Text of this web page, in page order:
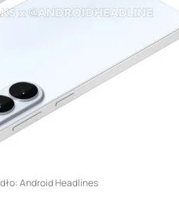
Android Headlines